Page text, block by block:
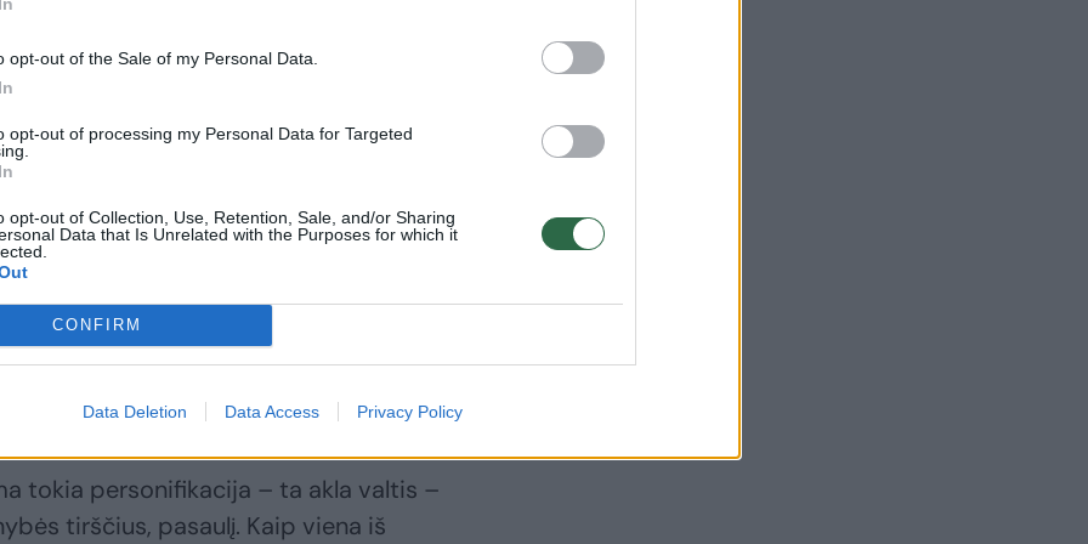
opt-out of the Sale of my Personal Data.
opt-out of processing my Personal Data for Targeted
opt-out of Collection, Use, Retention, Sale, and/or Sharing
Data that Is Unrelated with the Purposes for which it
CONFIRM
Data Deletion Data Access Privacy Policy
ir artimos. O kaskart
– į tą vaidmenį grįžtu, man tai
iš naujo. Bijau rasti paliktų (o taip
klaidų. O susitikti su savo demonais,
– nebebijau, gerai vieni kitus
tikras...
valtis yra mūsų žvilgsnis,
nematyto, nustebinančio? Ar
tokia personifikacija – ta akla valtis –
tirščius, pasaulį. Kaip viena iš